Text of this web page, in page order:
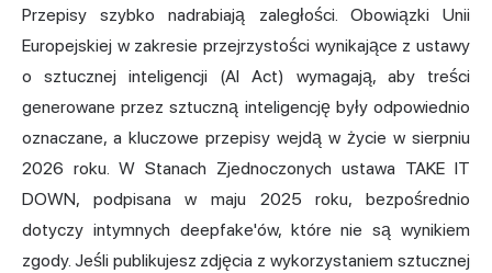
Przepisy szybko nadrabiają zaległości. Obowiązki Unii
Europejskiej w zakresie przejrzystości wynikające z ustawy
o sztucznej inteligencji (AI Act)
wymagają, aby treści
generowane przez sztuczną inteligencję były odpowiednio
oznaczane, a kluczowe przepisy wejdą w życie w sierpniu
2026 roku. W Stanach Zjednoczonych ustawa TAKE IT
DOWN, podpisana w maju 2025 roku, bezpośrednio
dotyczy intymnych deepfake'ów, które nie są wynikiem
zgody. Jeśli publikujesz zdjęcia z wykorzystaniem sztucznej